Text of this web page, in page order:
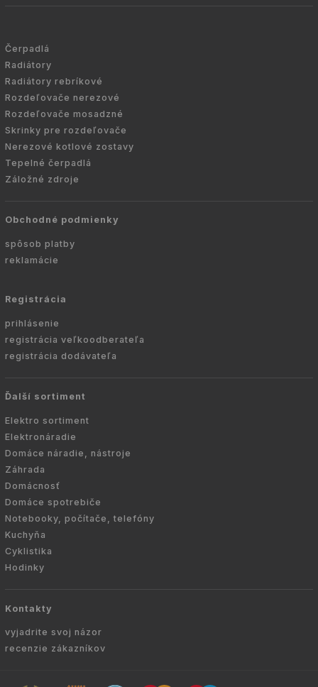
Čerpadlá
Radiátory
Radiátory rebríkové
Rozdeľovače nerezové
Rozdeľovače mosadzné
Skrinky pre rozdeľovače
Nerezové kotlové zostavy
Tepelné čerpadlá
Záložné zdroje
Obchodné podmienky
spôsob platby
reklamácie
Registrácia
prihlásenie
registrácia veľkoodberateľa
registrácia dodávateľa
Ďalší sortiment
Elektro sortiment
Elektronáradie
Domáce náradie, nástroje
Záhrada
Domácnosť
Domáce spotrebiče
Notebooky, počítače, telefóny
Kuchyňa
Cyklistika
Hodinky
Kontakty
vyjadrite svoj názor
recenzie zákazníkov